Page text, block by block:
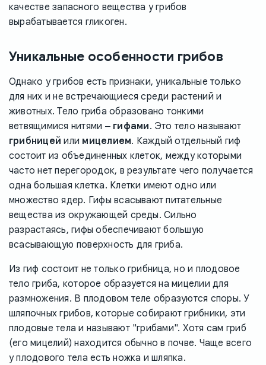
качестве запасного вещества у грибов
вырабатывается гликоген.
Уникальные особенности грибов
Однако у грибов есть признаки, уникальные только
для них и не встречающиеся среди растений и
животных. Тело гриба образовано тонкими
ветвящимися нитями ‒ гифами. Это тело называют
грибницей или мицелием. Каждый отдельный гиф
состоит из объединенных клеток, между которыми
часто нет перегородок, в результате чего получается
одна большая клетка. Клетки имеют одно или
множество ядер. Гифы всасывают питательные
вещества из окружающей среды. Сильно
разрастаясь, гифы обеспечивают большую
всасывающую поверхность для гриба.
Из гиф состоит не только грибница, но и плодовое
тело гриба, которое образуется на мицелии для
размножения. В плодовом теле образуются споры. У
шляпочных грибов, которые собирают грибники, эти
плодовые тела и называют "грибами". Хотя сам гриб
(его мицелий) находится обычно в почве. Чаще всего
у плодового тела есть ножка и шляпка.